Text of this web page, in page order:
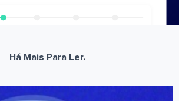
Há Mais Para Ler.